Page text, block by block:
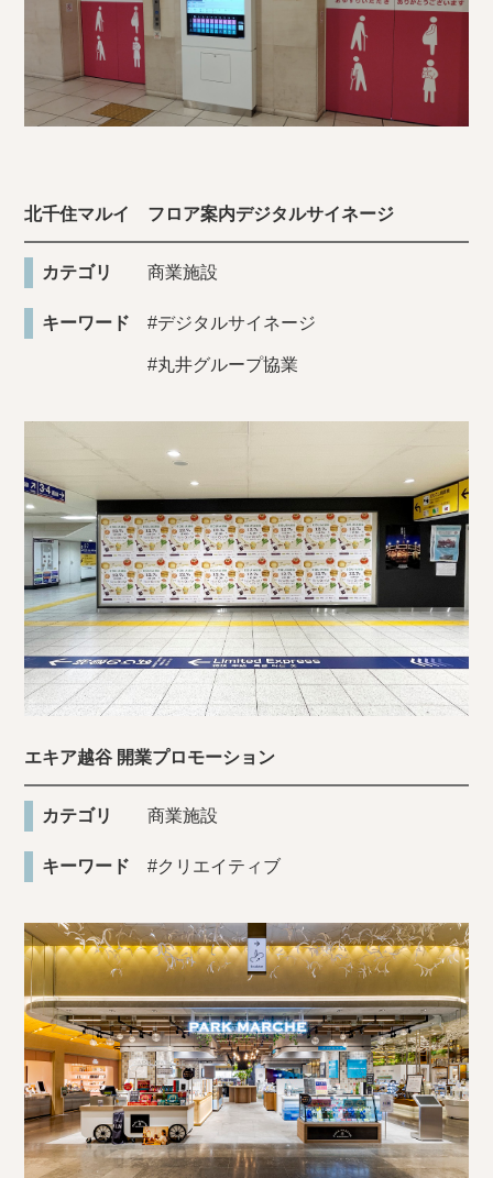
北千住マルイ フロア案内デジタルサイネージ
カテゴリ 商業施設
キーワード #デジタルサイネージ
#丸井グループ協業
エキア越谷 開業プロモーション
カテゴリ 商業施設
キーワード #クリエイティブ